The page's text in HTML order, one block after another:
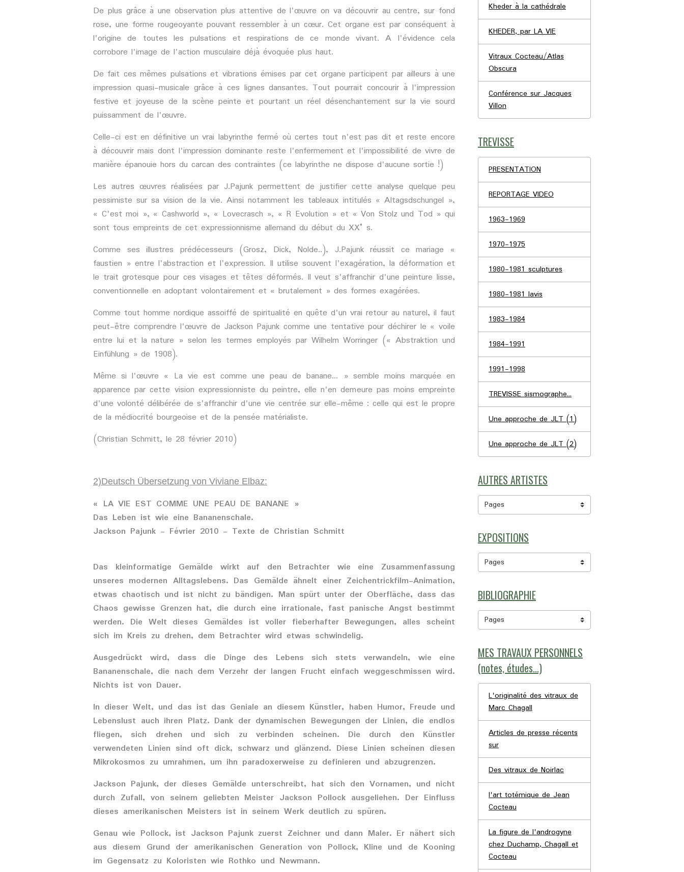
De plus grâce à une observation plus attentive de l'œuvre on va découvrir au centre, sur fond
rose, une forme rougeoyante pouvant ressembler à un cœur. Cet organe est par conséquent à
l'origine de toutes les pulsations et respirations de ce monde vivant. A l'évidence cela
corrobore l'image de l'action musculaire déjà évoquée plus haut.
De fait ces mêmes pulsations et vibrations émises par cet organe participent par ailleurs à une
impression quasi-musicale grâce à ces lignes dansantes. Tout pourrait concourir à l'impression
festive et joyeuse de la scène peinte et pourtant un réel désenchantement sur la vie sourd
puissamment de l'œuvre.
Celle-ci est en définitive un vrai labyrinthe fermé où certes tout n'est pas dit et reste encore
à découvrir mais dont l'impression dominante reste l'enfermement et l'impossibilité de vivre de
manière épanouie hors du carcan des contraintes (ce labyrinthe ne dispose d'aucune sortie !)
Les autres œuvres réalisées par J.Pajunk permettent de justifier cette analyse quelque peu
pessimiste sur sa vision de la vie. Ainsi notamment les tableaux intitulés « Altagsdschungel »,
« C'est moi », « Cashworld », « Lovecrasch », « R Evolution » et « Von Stolz und Tod » qui
sont tous empreints de cet expressionnisme allemand du début du XX° s.
Comme ses illustres prédécesseurs (Grosz, Dick, Nolde..), J.Pajunk réussit ce mariage «
faustien » entre l'abstraction et l'expression. Il utilise souvent l'exagération, la déformation et
le trait grotesque pour ces visages et têtes déformés. Il veut s'affranchir d'une peinture lisse,
conventionnelle en adoptant volontairement et « brutalement » des formes exagérées.
Comme tout homme nordique assoiffé de spiritualité en quête d'un vrai retour au naturel, il faut
peut-être comprendre l'œuvre de Jackson Pajunk comme une tentative pour déchirer le « voile
entre lui et la nature » selon les termes employés par Wilhelm Worringer (« Abstraktion und
Einfühlung » de 1908).
Même si l'œuvre « La vie est comme une peau de banane... » semble moins marquée en
apparence par cette vision expressionniste du peintre, elle n'en demeure pas moins empreinte
d'une volonté délibérée de s'affranchir d'une vie centrée sur elle-même : celle qui est le propre
de la médiocrité bourgeoise et de la pensée matérialiste.
(Christian Schmitt, le 28 février 2010)
2)Deutsch Übersetzung von Viviane Elbaz:
« LA VIE EST COMME UNE PEAU DE BANANE »
Das Leben ist wie eine Bananenschale.
Jackson Pajunk - Février 2010 - Texte de Christian Schmitt
Das kleinformatige Gemälde wirkt auf den Betrachter wie eine Zusammenfassung
unseres modernen Alltagslebens. Das Gemälde ähnelt einer Zeichentrickfilm-Animation,
etwas chaotisch und ist nicht zu bändigen. Man spürt unter der Oberfläche, dass das
Chaos gewisse Grenzen hat, die durch eine irrationale, fast panische Angst bestimmt
werden. Die Welt dieses Gemäldes ist voller fieberhafter Bewegungen, alles scheint
sich im Kreis zu drehen, dem Betrachter wird etwas schwindelig.
Ausgedrückt wird, dass die Dinge des Lebens sich stets verwandeln, wie eine
Bananenschale, die nach dem Verzehr der langen Frucht einfach weggeschmissen wird.
Nichts ist von Dauer.
In dieser Welt, und das ist das Geniale an diesem Künstler, haben Humor, Freude und
Lebenslust auch ihren Platz. Dank der dynamischen Bewegungen der Linien, die endlos
fliegen, sich drehen und sich zu verbinden scheinen. Die durch den Künstler
verwendeten Linien sind oft dick, schwarz und glänzend. Diese Linien scheinen diesen
Mikrokosmos zu umrahmen, um ihn paradoxerweise zu definieren und abzugrenzen.
Jackson Pajunk, der dieses Gemälde unterschreibt, hat sich den Vornamen, und nicht
durch Zufall, von seinem geliebten Meister Jackson Pollock ausgeliehen. Der Einfluss
dieses amerikanischen Meisters ist in seinem Werk deutlich zu spüren.
Genau wie Pollock, ist Jackson Pajunk zuerst Zeichner und dann Maler. Er nähert sich
aus diesem Grund der amerikanischen Generation von Pollock, Kline und de Kooning
im Gegensatz zu Koloristen wie Rothko und Newmann.
Kheder à la cathédrale
KHEDER, par LA VIE
Vitraux Cocteau/Atlas
Obscura
Conférence sur Jacques
Villon
TREVISSE
PRESENTATION
REPORTAGE VIDEO
1963-1969
1970-1975
1980-1981 sculptures
1980-1981 lavis
1983-1984
1984-1991
1991-1998
TREVISSE sismographe...
Une approche de JLT (1)
Une approche de JLT (2)
AUTRES ARTISTES
EXPOSITIONS
BIBLIOGRAPHIE
MES TRAVAUX PERSONNELS
(notes, études...)
L'originalité des vitraux de
Marc Chagall
Articles de presse récents
sur
Des vitraux de Noirlac
l'art totémique de Jean
Cocteau
La figure de l'androgyne
chez Duchamp, Chagall et
Cocteau